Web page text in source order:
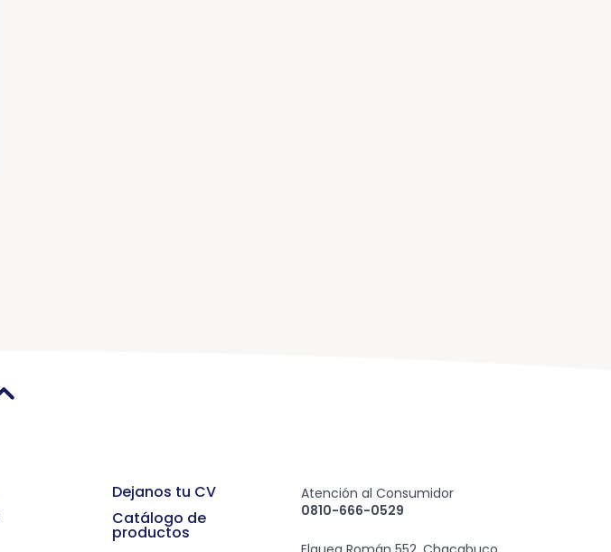
Dejanos tu CV
Catálogo de
productos
Atención al Consumidor
0810-666-0529